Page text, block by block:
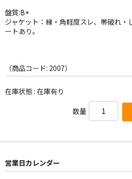
WORLD
7INC
レア盤（1万円以上）
盤質:B+
ジャケット：縁・角軽度スレ、帯破れ・
ートあり。
（商品コード: 2007）
在庫状態 : 在庫有り
数量
営業日カレンダー